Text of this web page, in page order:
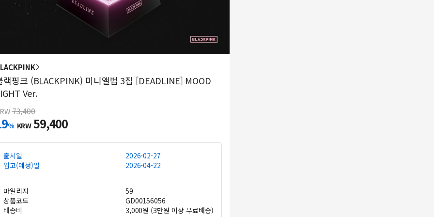
랙핑크 (BLACKPINK) 미니앨범 3집 [DEADLINE] MOOD
Ver.
73,400
% KRW 59,400
출시일
2026-02-27
입고(예정)일
2026-04-22
마일리지
59
상품코드
GD00156056
배송비
3,000원 (3만원 이상 무료배송)